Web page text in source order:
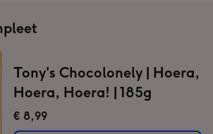
Tony's Chocolonely | Hoera,
Hoera, Hoera! | 185g
€ 8,99